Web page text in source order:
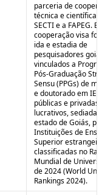
parceria de
técnica e científica
SECTI e a FAPEG.
cooperação visa
ida e estadia de
pesquisadores
vinculados a
Pós-Graduação
Sensu (PPGs) de
e doutorado em IES
públicas e privadas
lucrativos,
estado de Goiás,
Instituições de
Superior
classificadas no
Mundial de
de 2024 (World
Rankings 2024).